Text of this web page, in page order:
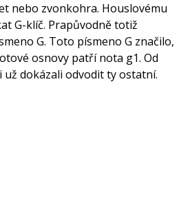
nebo zvonkohra. Houslovému
G-klíč. Prapůvodně totiž
G. Toto písmeno G značilo,
osnovy patří nota g1. Od
dokázali odvodit ty ostatní.